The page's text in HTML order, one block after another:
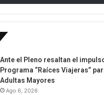
Ante el Pleno resaltan el
Programa “Raíces Viajeras”
Adultas Mayores
Ago 6, 2026